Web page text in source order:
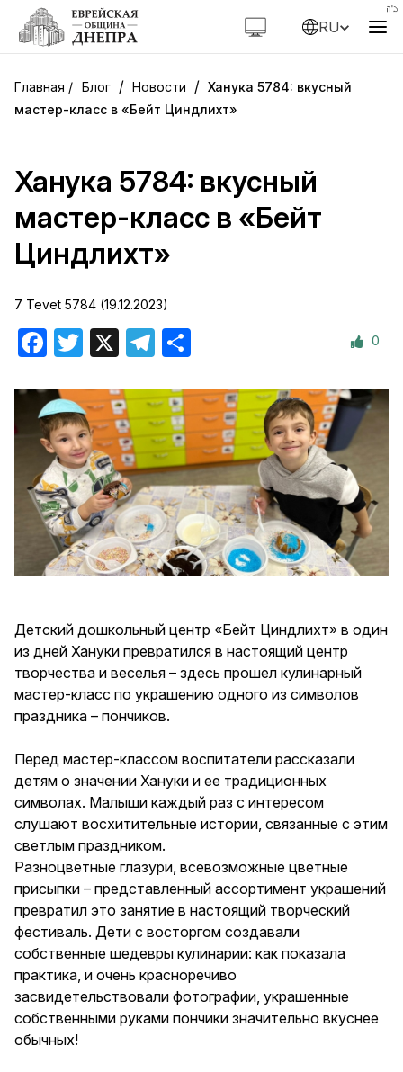
RU
Блог / Новости / Ханука 5784: вкусный
мастер-класс в «Бейт Циндлихт»
Ханука 5784: вкусный
мастер-класс в «Бейт
Циндлихт»
7 Tevet 5784 (19.12.2023)
Facebook
Twitter Telegram 0
Детский дошкольный центр «Бейт Циндлихт» в один
из дней Хануки превратился в настоящий центр
творчества и веселья – здесь прошел кулинарный
мастер-класс по украшению одного из символов
праздника – пончиков.
Перед мастер-классом воспитатели рассказали
детям о значении Хануки и ее традиционных
символах. Малыши каждый раз с интересом
слушают восхитительные истории, связанные с этим
светлым праздником.
Разноцветные глазури, всевозможные цветные
присыпки – представленный ассортимент украшений
превратил это занятие в настоящий творческий
фестиваль. Дети с восторгом создавали
собственные шедевры кулинарии: как показала
практика, и очень красноречиво
засвидетельствовали фотографии, украшенные
собственными руками пончики значительно вкуснее
обычных!